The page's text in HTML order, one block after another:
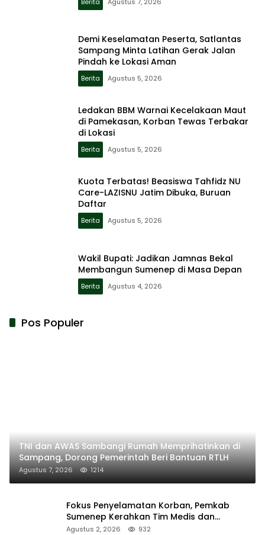
Demi Keselamatan Peserta, Satlantas
Sampang Minta Latihan Gerak Jalan
Pindah ke Lokasi Aman
Berita Agustus 5, 2026
Ledakan BBM Warnai Kecelakaan Maut
di Pamekasan, Korban Tewas Terbakar
di Lokasi
Berita Agustus 5, 2026
Kuota Terbatas! Beasiswa Tahfidz NU
Care-LAZISNU Jatim Dibuka, Buruan
Daftar
Berita Agustus 5, 2026
Wakil Bupati: Jadikan Jamnas Bekal
Membangun Sumenep di Masa Depan
Berita Agustus 4, 2026
Pos Populer
TNI dan AWAS Sambangi Rumah Memprihatinkan di
Sampang, Dorong Pemerintah Beri Bantuan RTLH
Agustus 7, 2026 1214
Fokus Penyelamatan Korban, Pemkab
Sumenep Kerahkan Tim Medis dan
Ambulans ke Pelabuhan Kalianget
Agustus 2, 2026 932